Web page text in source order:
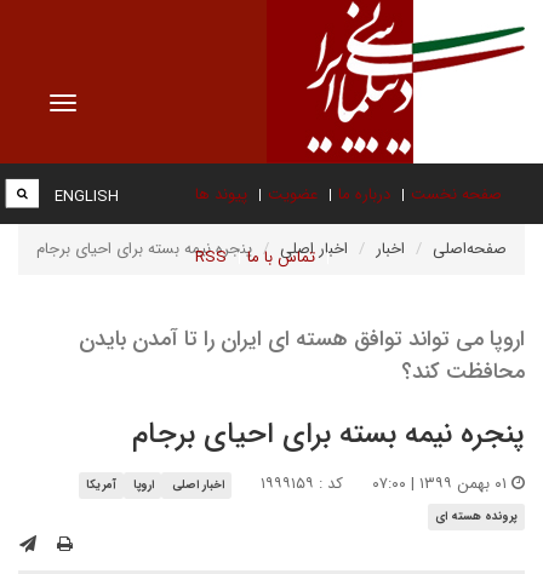
Toggle
صفحه نخست درباره ما عضویت پیوند ها
تماس با ما RSS
ENGLISH
صفحه‌اصلی اخبار اخبار اصلی پنجره نیمه بسته برای احیای برجام
اروپا می تواند توافق هسته ای ایران را تا آمدن بایدن
محافظت کند؟
پنجره نیمه بسته برای احیای برجام
کد : ۱۹۹۹۱۵۹ اخبار اصلی اروپا
آمریکا
پرونده هسته ای